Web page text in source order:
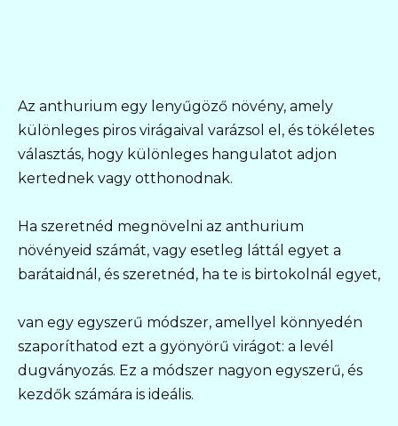
Az anthurium egy lenyűgöző növény, amely
különleges piros virágaival varázsol el, és tökéletes
választás, hogy különleges hangulatot adjon
kertednek vagy otthonodnak.
Ha szeretnéd megnövelni az anthurium
növényeid számát, vagy esetleg láttál egyet a
barátaidnál, és szeretnéd, ha te is birtokolnál egyet,
van egy egyszerű módszer, amellyel könnyedén
szaporíthatod ezt a gyönyörű virágot: a levél
dugványozás. Ez a módszer nagyon egyszerű, és
kezdők számára is ideális.